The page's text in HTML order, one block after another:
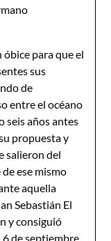
para que el
sus
de
entre el océano
seis años antes
propuesta y
salieron del
ese mismo
aquella
Sebastián El
y consiguió
6 de septiembre